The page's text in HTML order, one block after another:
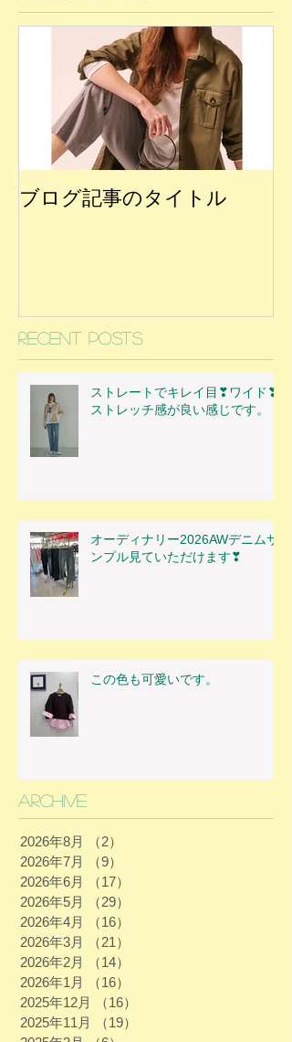
ブログ記事のタイトル
Recent Posts
ストレートでキレイ目❣ワイド❣
ストレッチ感が良い感じです。
オーディナリー2026AWデニムサ
ンプル見ていただけます❣
この色も可愛いです。
Archive
2026年8月 （2）
2026年7月
（9）
2026年6月
（17）
2026年5月
（29）
2026年4月
（16）
2026年3月
（21）
2026年2月
（14）
2026年1月
（16）
2025年12月
（16）
2025年11月
（19）